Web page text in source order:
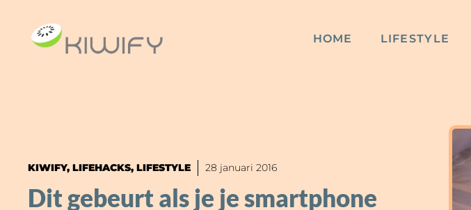
HOME LIFESTYLE
KIWIFY, LIFEHACKS, LIFESTYLE 28 januari 2016
Dit gebeurt als je je smartphone